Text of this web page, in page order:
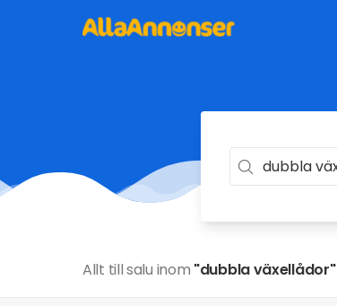
Allt till salu inom "dubbla växellådor"